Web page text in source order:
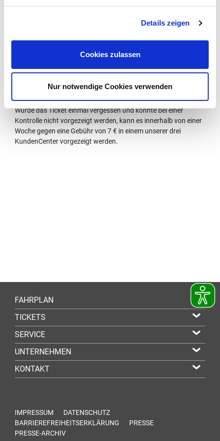
Details zeigen
Cookies zulassen
Nur notwendige Cookies verwenden
. Damit kann ihr Kind
und in der Freizeit finden - und weiß - dank Echtzeit-Auskunft -
direkt, ob der Bus pünktlich kommt.
Das DeutschlandTicket Schule ist ein persönliches Ticket, d.h.
Wurde das Ticket einmal vergessen und konnte bei einer
Kontrolle nicht vorgezeigt werden, kann es innerhalb von einer
Woche gegen eine Gebühr von 7 € in einem unserer drei
KundenCenter vorgezeigt werden.
FAHRPLAN
TICKETS
SERVICE
UNTERNEHMEN
KONTAKT
IMPRESSUM
DATENSCHUTZ
BARRIEREFREIHEITSERKLÄRUNG
PRESSE
PRESSE-ARCHIV